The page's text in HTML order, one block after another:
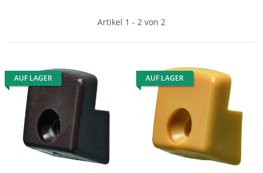
Artikel 1 - 2 von 2
AUF LAGER AUF LAGER